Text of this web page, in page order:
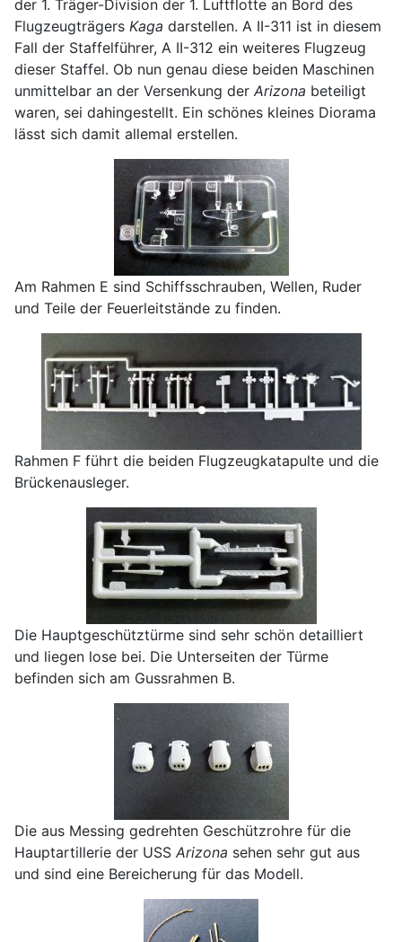
der 1. Träger-Division der 1. Luftflotte an Bord des
Flugzeugträgers Kaga darstellen. A II-311 ist in diesem
Fall der Staffelführer, A II-312 ein weiteres Flugzeug
dieser Staffel. Ob nun genau diese beiden Maschinen
unmittelbar an der Versenkung der Arizona beteiligt
waren, sei dahingestellt. Ein schönes kleines Diorama
lässt sich damit allemal erstellen.
Am Rahmen E sind Schiffsschrauben, Wellen, Ruder
und Teile der Feuerleitstände zu finden.
Rahmen F führt die beiden Flugzeugkatapulte und die
Brückenausleger.
Die Hauptgeschütztürme sind sehr schön detailliert
und liegen lose bei. Die Unterseiten der Türme
befinden sich am Gussrahmen B.
Die aus Messing gedrehten Geschützrohre für die
Hauptartillerie der USS Arizona sehen sehr gut aus
und sind eine Bereicherung für das Modell.